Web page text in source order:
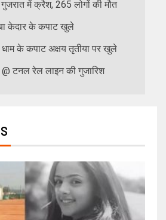
गुजरात में क्रैश, 265 लोगों की मौत
केदार के कपाट खुले
धाम के कपाट अक्षय तृतीया पर खुले
टनल रेल लाइन की गुजारिश